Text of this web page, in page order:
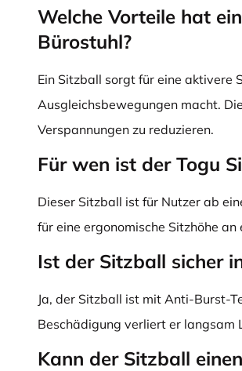
Welche Vorteile hat
Bürostuhl?
Ein Sitzball sorgt für eine aktivere
Ausgleichsbewegungen macht.
Verspannungen zu reduzieren.
Für wen ist der Togu
Dieser Sitzball ist für Nutzer ab
für eine ergonomische Sitzhöhe
Ist der Sitzball sicher
Ja, der Sitzball ist mit Anti-Burst-
Beschädigung verliert er langsam
Kann der Sitzball